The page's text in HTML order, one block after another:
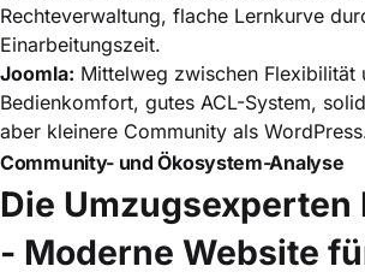
Rechteverwaltung, flache Lernkurve
Einarbeitungszeit.
Joomla: Mittelweg zwischen Flexibilität
Bedienkomfort, gutes ACL-System,
aber kleinere Community als
Community- und Ökosystem-Analyse
Die Umzugsexperten
- Moderne Website